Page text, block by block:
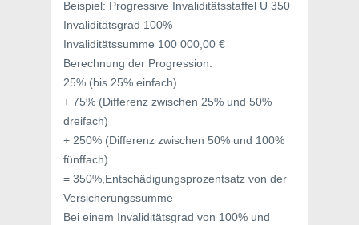
Beispiel: Progressive Invaliditätsstaffel U 350
Invaliditätsgrad 100%
Invaliditätssumme 100 000,00 €
Berechnung der Progression:
25% (bis 25% einfach)
+ 75% (Differenz zwischen 25% und 50%
dreifach)
+ 250% (Differenz zwischen 50% und 100%
fünffach)
= 350%,Entschädigungsprozentsatz von der
Versicherungssumme
Bei einem Invaliditätsgrad von 100% und